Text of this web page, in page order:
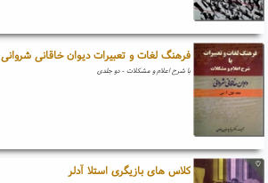
فرهنگ لغات و تعبیرات دیوان خاقانی شروانی
با شرح اعلام و مشکلات - دو جلدی
کلاس های بازیگری استلا آدلر